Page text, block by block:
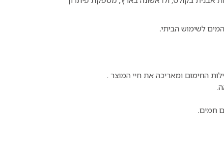
לשימוש הביתי.
החימום ומאריכה את חיי המוצר .
חמים.